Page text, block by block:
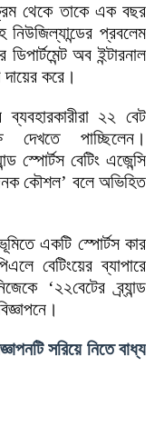
থেকে তাকে এক বছর
প্রবলেম
অব ইন্টারনাল
করে।
২২ বেট
দেখতে পাচ্ছিলেন।
স্পোর্টস বেটিং এজেন্সি
কৌশল’ বলে অভিহিত
একটি স্পোর্টস কার
বেটিংয়ের ব্যাপারে
‘২২বেটের ব্র্যান্ড
সরিয়ে নিতে বাধ্য